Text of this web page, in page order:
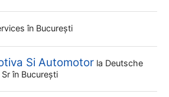
în București
Si Automotor la Deutsche
în București